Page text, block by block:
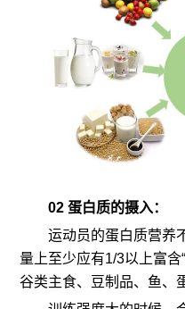
02 蛋白质的摄入：
运动员的蛋白质营养
量上至少应有1/3以上富
谷类主食、豆制品、鱼、